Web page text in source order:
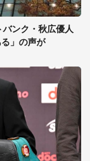
ンク・秋広優人
」の声が